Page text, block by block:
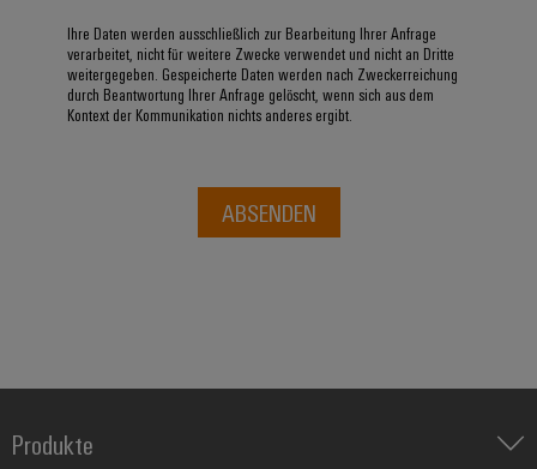
Ihre Daten werden ausschließlich zur Bearbeitung Ihrer Anfrage
verarbeitet, nicht für weitere Zwecke verwendet und nicht an Dritte
weitergegeben. Gespeicherte Daten werden nach Zweckerreichung
durch Beantwortung Ihrer Anfrage gelöscht, wenn sich aus dem
Kontext der Kommunikation nichts anderes ergibt.
ABSENDEN
Produkte